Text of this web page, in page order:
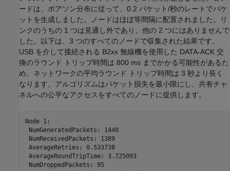
ードは、ポアソン分布に従って、0.2 パケット/秒のレートでパケ
ットを生成しました。ノードはほぼ等間隔に配置されました。リ
ンクのうちの 1 つは見通し外であり、他の 2 つにはありませんで
した。以下は、3 つのすべてのノードで収集された結果です。
USB を介して接続される B2xx 無線機を使用した DATA-ACK 交
換のラウンド トリップ時間は 800 ms までかかる可能性があるた
め、ネットワークの平均ラウンド トリップ時間は 3 秒より長く
なります。アルゴリズムはパケット損失を最小限にし、共有チャ
ネルへの公平なアクセスをすべてのノードに提供します。
Node 1:
NumGeneratedPackets: 1440
NumReceivedPackets: 1389
AverageRetries: 0.533738
AverageRoundTripTime: 3.725093
NumDroppedPackets: 95